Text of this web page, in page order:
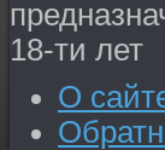
О